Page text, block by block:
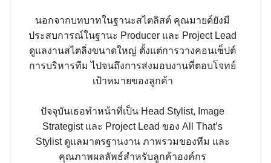
นอกจากบทบาทในฐานะสไตลิสต์ คุณมายด์ยังมี
ประสบการณ์ในฐานะ Producer และ Project Lead
ดูแลงานสไตลิ่งขนาดใหญ่ ตั้งแต่การวางคอนเซ็ปต์
การบริหารทีม ไปจนถึงการส่งมอบงานที่ตอบโจทย์
เป้าหมายของลูกค้า
ปัจจุบันเธอทำหน้าที่เป็น Head Stylist, Image
Strategist และ Project Lead ของ All That’s
Stylist ดูแลมาตรฐานงาน ภาพรวมของทีม และ
คุณภาพผลลัพธ์สำหรับลูกค้าองค์กร